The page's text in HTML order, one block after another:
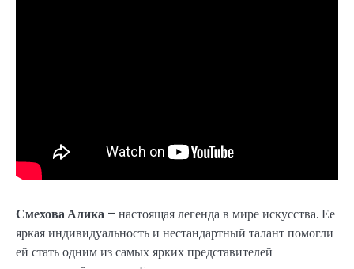
Смехова Алика – настоящая легенда в мире искусства. Ее
яркая индивидуальность и нестандартный талант помогли
ей стать одним из самых ярких представителей